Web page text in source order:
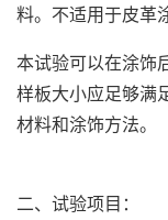
料。不适用于皮革
本试验可以在涂饰
样板大小应足够满
材料和涂饰方法。
二、试验项目：